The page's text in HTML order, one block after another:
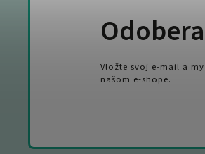
Vložte svoj e-mail a
našom e-shope.